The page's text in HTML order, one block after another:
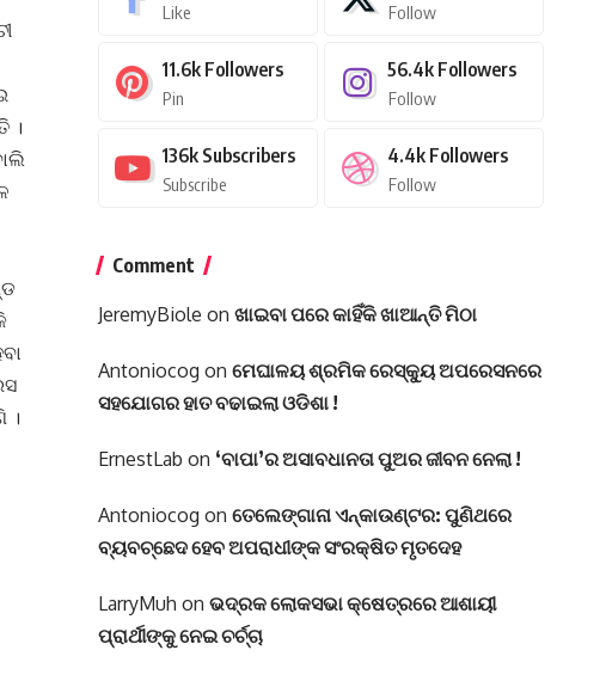
।
।
Like Follow
11.6k Followers
Pin
56.4k Followers
Follow
136k Subscribers
Subscribe
4.4k Followers
Follow
Comment
JeremyBiole on ଖାଇବା ପରେ କାହିଁକି ଖାଆନ୍ତି ମିଠା
Antoniocog on ମେଘାଳୟ ଶ୍ରମିକ ରେସ୍କ୍ୟୁ ଅପରେସନରେ
ସହଯୋଗର ହାତ ବଢାଇଲା ଓଡିଶା !
ErnestLab on ‘ବାପା’ର ଅସାବଧାନତା ପୁଅର ଜୀବନ ନେଲା !
Antoniocog on ତେଲେଙ୍ଗାନା ଏନ୍‌କାଉଣ୍ଟର: ପୁଣିଥରେ
ବ୍ୟବଚ୍ଛେଦ ହେବ ଅପରାଧୀଙ୍କ ସଂରକ୍ଷିତ ମୃତଦେହ
LarryMuh on ଭଦ୍ରକ ଲୋକସଭା କ୍ଷେତ୍ରରେ ଆଶାୟୀ
ପ୍ରାର୍ଥୀଙ୍କୁ ନେଇ ଚର୍ଚ୍ଚା